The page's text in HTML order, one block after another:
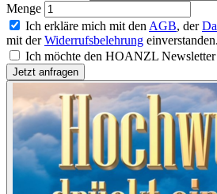
Menge
Ich erkläre mich mit den AGB, der
mit derWiderrufsbelehrung einverstanden.
Ich möchte den HOANZL Newsletter